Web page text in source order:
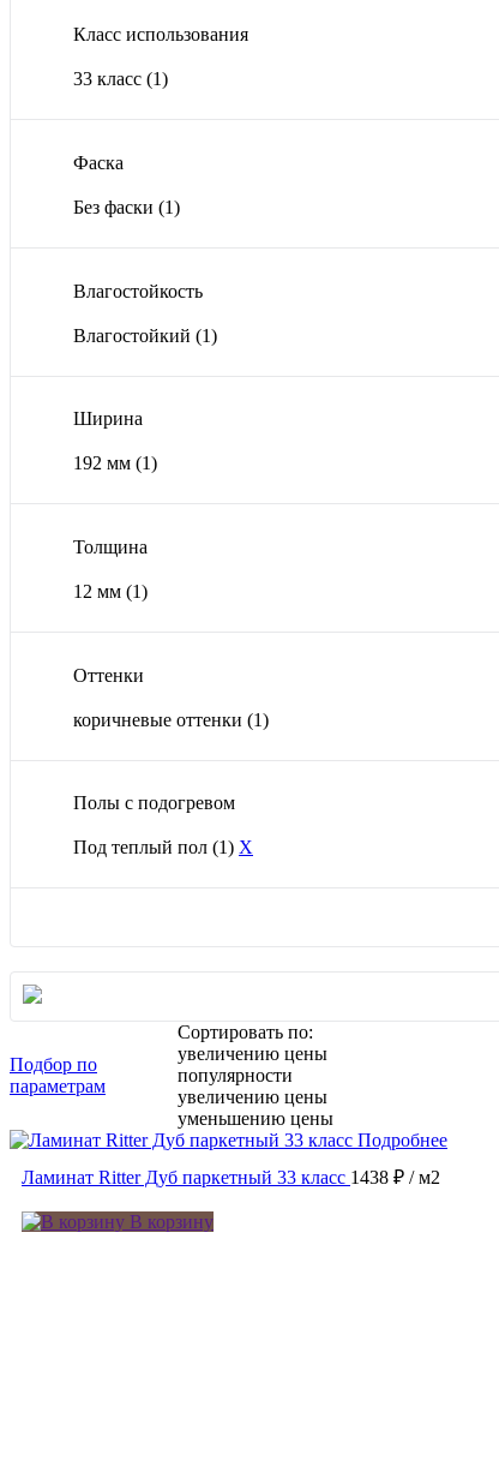
Класс использования
33 класс (1)
Фаска
Без фаски (1)
Влагостойкость
Влагостойкий (1)
Ширина
192 мм (1)
Толщина
12 мм (1)
Оттенки
коричневые оттенки (1)
Полы с подогревом
Под теплый пол (1) X
Подбор по
параметрам
Сортировать по:
увеличению цены
популярности
увеличению цены
уменьшению цены
Подробнее
Ламинат Ritter Дуб паркетный 33 класс 1438 ₽ / м2
В корзину